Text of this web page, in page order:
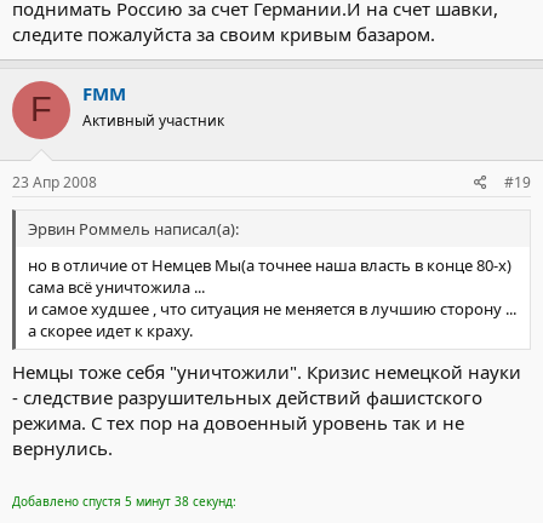
поднимать Россию за счет Германии.И на счет шавки,
следите пожалуйста за своим кривым базаром.
F FMM
Активный участник
23 Апр 2008 #19
Эрвин Роммель написал(а):
но в отличие от Немцев Мы(а точнее наша власть в конце 80-х)
сама всё уничтожила ...
и самое худшее , что ситуация не меняется в лучшию сторону ...
а скорее идет к краху.
Немцы тоже себя "уничтожили". Кризис немецкой науки
- следствие разрушительных действий фашистского
режима. С тех пор на довоенный уровень так и не
вернулись.
Добавлено спустя 5 минут 38 секунд: